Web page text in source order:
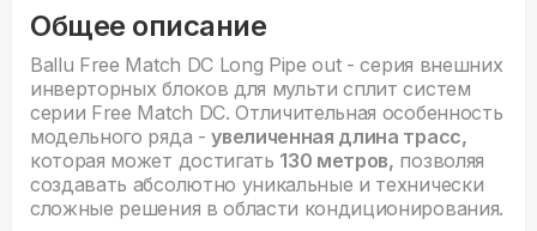
Общее описание
Ballu Free Match DC Long Pipe out - серия внешних
инверторных блоков для мульти сплит систем
серии Free Match DC. Отличительная особенность
модельного ряда -увеличенная длина трасс,
которая может достигать 130 метров, позволяя
создавать абсолютно уникальные и технически
сложные решения в области кондиционирования.